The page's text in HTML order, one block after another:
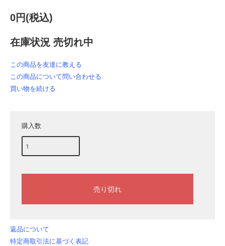
0円(税込)
在庫状況 売切れ中
この商品を友達に教える
この商品について問い合わせる
買い物を続ける
購入数
返品について
特定商取引法に基づく表記